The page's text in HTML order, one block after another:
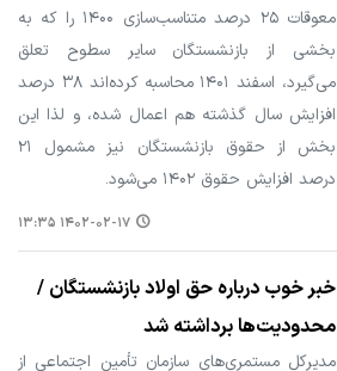
معوقات ۲۵ درصد متناسب‌سازی ۱۴۰۰ را که به
بخشی از بازنشستگان سایر سطوح تعلق
می‌گیرد، اسفند ۱۴۰۱ محاسبه کرده‌اند ۳۸ درصد
افزایش سال گذشته هم اعمال شده، و لذا این
بخش از حقوق بازنشستگان نیز مشمول ۲۱
درصد افزایش حقوق ۱۴۰۲ می‌شود.
۱۴۰۲-۰۲-۱۷ ۱۳:۳۵
خبر خوب درباره حق اولاد بازنشستگان /
محدودیت‌ها برداشته شد
مدیرکل مستمری‌های سازمان تأمین‌ اجتماعی از